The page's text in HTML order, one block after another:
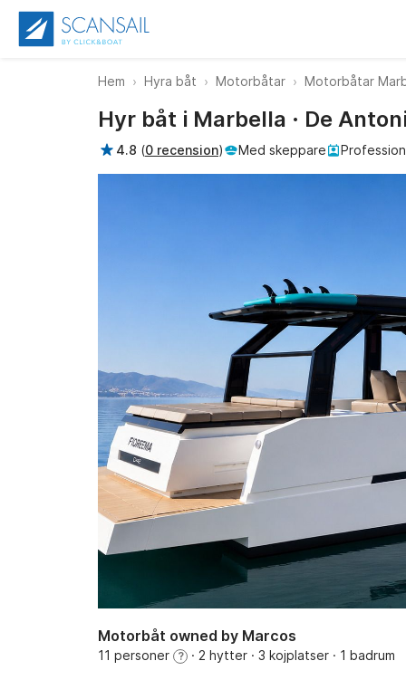
Hem Hyra båt Motorbåtar Motorbåtar
Hyr båt i Marbella · De
4.8 (0 recension) Med skeppare
Motorbåt owned by Marcos
11 personer ? · 2 hytter · 3 kojplatser · 1 badrum